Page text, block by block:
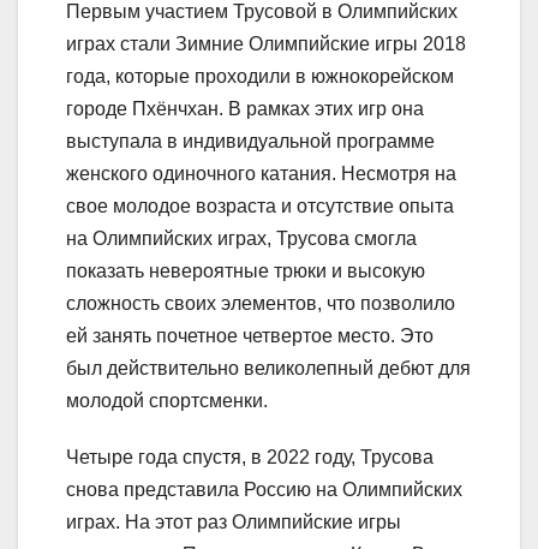
Первым участием Трусовой в Олимпийских
играх стали Зимние Олимпийские игры 2018
года, которые проходили в южнокорейском
городе Пхёнчхан. В рамках этих игр она
выступала в индивидуальной программе
женского одиночного катания. Несмотря на
свое молодое возраста и отсутствие опыта
на Олимпийских играх, Трусова смогла
показать невероятные трюки и высокую
сложность своих элементов, что позволило
ей занять почетное четвертое место. Это
был действительно великолепный дебют для
молодой спортсменки.
Четыре года спустя, в 2022 году, Трусова
снова представила Россию на Олимпийских
играх. На этот раз Олимпийские игры